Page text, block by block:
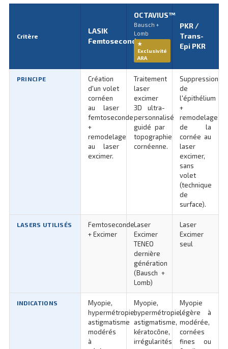
Critère
LASIK
Femtoseconde
OCTAVIUS™
Bausch +
Lomb
★
Exclusivité
ARA
PKR /
Trans-
Epi PKR
PRINCIPE
Création
d'un volet
cornéen
au laser
femtoseconde
+
remodelage
au laser
excimer.
Traitement
laser
excimer
3D ultra-
personnalisé
guidé par
topographie
cornéenne.
Suppression
de
l'épithélium
+
remodelage
de la
cornée au
laser
excimer,
sans
volet
(technique
de
surface).
LASERS UTILISÉS
Femtoseconde
+ Excimer
Laser
Excimer
TENEO
dernière
génération
(Bausch +
Lomb)
Laser
Excimer
seul
INDICATIONS
Myopie,
hypermétropie,
astigmatisme
modérés
à
Myopie,
hypermétropie,
astigmatisme,
kératocône,
irrégularités
Myopie
légère à
modérée,
cornées
fines ou